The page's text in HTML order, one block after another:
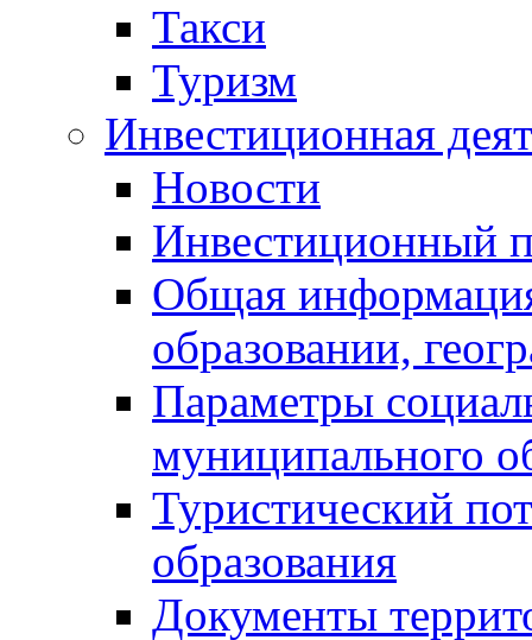
Такси
Туризм
Инвестиционная
Новости
Инвестиционный
Общая
образовании,
Параметры
муниципального
Туристический
образования
Документы